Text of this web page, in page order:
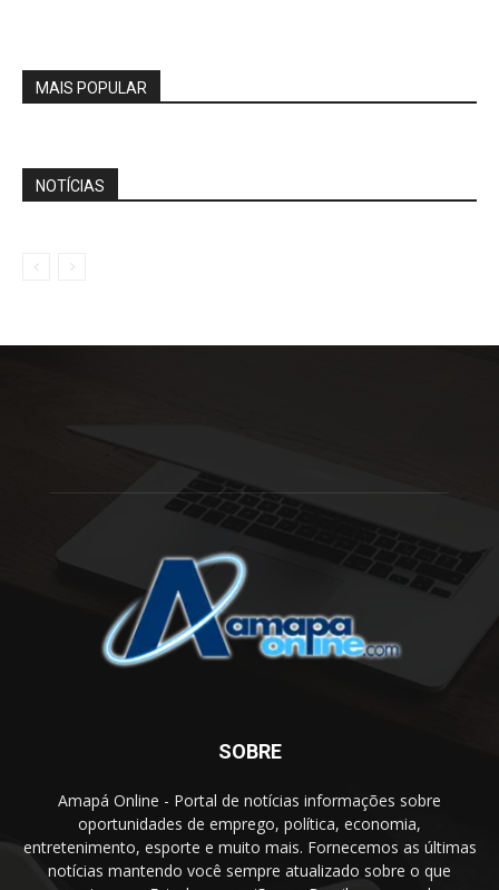
MAIS POPULAR
NOTÍCIAS
SOBRE
Amapá Online - Portal de notícias informações sobre
oportunidades de emprego, política, economia,
entretenimento, esporte e muito mais. Fornecemos as últimas
notícias mantendo você sempre atualizado sobre o que